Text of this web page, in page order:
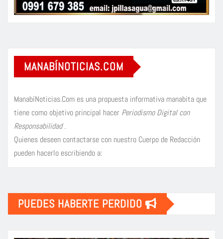
MANABÍNOTICIAS.COM
ManabíNoticias.Com es una propuesta informativa manabita que
tiene como objetivo principal hacer Periodismo Digital con
Responsabilidad.
Quienes deseen contactarse con nuestro Cuerpo de Redacción
pueden hacerlo escribiendo a:
PUEDES HABERTE PERDIDO